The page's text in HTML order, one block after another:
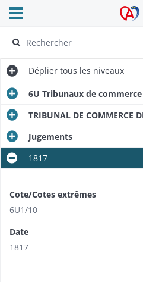
Archives
Ouvrir le menu déroulant
Déplier tous les niveaux
6U Tribunaux de commerce
TRIBUNAL DE COMMERCE
Jugements
1817
Cote/Cotes extrêmes
6U1/10
Date
1817